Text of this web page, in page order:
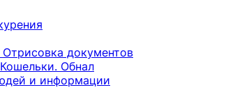
документов
Обнал
и информации